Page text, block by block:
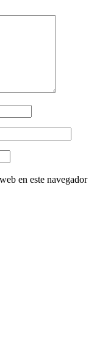
en este navegador